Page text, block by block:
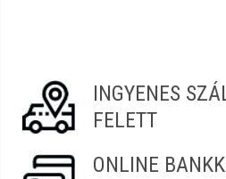
INGYENES
FELETT
ONLINE